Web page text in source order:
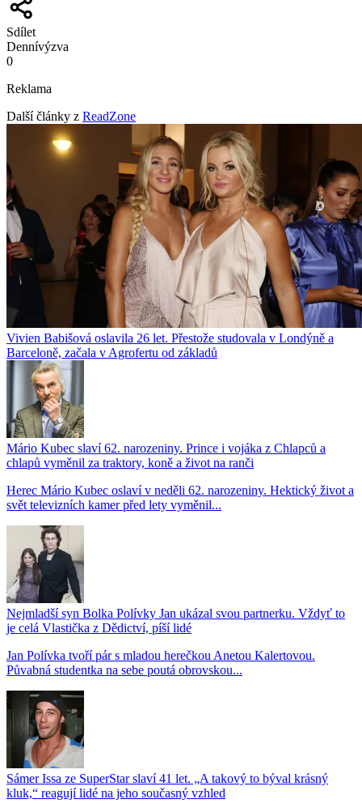
Sdílet
Dennívýzva
0
Reklama
Další články z ReadZone
Vivien Babišová oslavila 26 let. Přestože studovala v Londýně a
Barceloně, začala v Agrofertu od základů
Mário Kubec slaví 62. narozeniny. Prince i vojáka z Chlapců a
chlapů vyměnil za traktory, koně a život na ranči
Herec Mário Kubec oslaví v neděli 62. narozeniny. Hektický život a
svět televizních kamer před lety vyměnil...
Nejmladší syn Bolka Polívky Jan ukázal svou partnerku. Vždyť to
je celá Vlastička z Dědictví, píší lidé
Jan Polívka tvoří pár s mladou herečkou Anetou Kalertovou.
Půvabná studentka na sebe poutá obrovskou...
Sámer Issa ze SuperStar slaví 41 let. „A takový to býval krásný
kluk,“ reagují lidé na jeho současný vzhled